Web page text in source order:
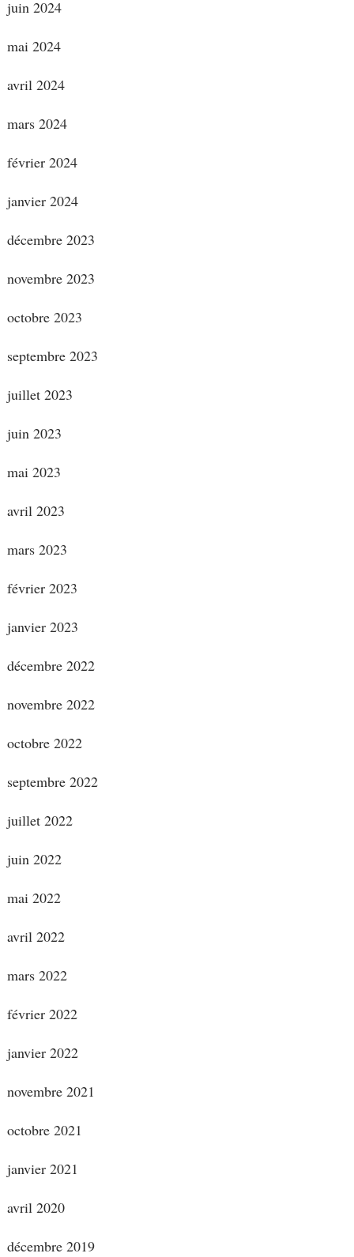
juin 2024
mai 2024
avril 2024
mars 2024
février 2024
janvier 2024
décembre 2023
novembre 2023
octobre 2023
septembre 2023
juillet 2023
juin 2023
mai 2023
avril 2023
mars 2023
février 2023
janvier 2023
décembre 2022
novembre 2022
octobre 2022
septembre 2022
juillet 2022
juin 2022
mai 2022
avril 2022
mars 2022
février 2022
janvier 2022
novembre 2021
octobre 2021
janvier 2021
avril 2020
décembre 2019